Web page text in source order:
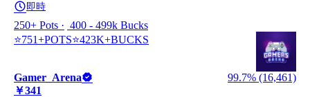
即時
250+ Pots
400 - 499k Bucks
⭐751+POTS⭐423K+BUCKS
Gamer_Arena
99.7% (16,461)
￥341